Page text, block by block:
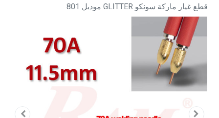
قطع غيار ماركة سونكو GLITTER موديل 801